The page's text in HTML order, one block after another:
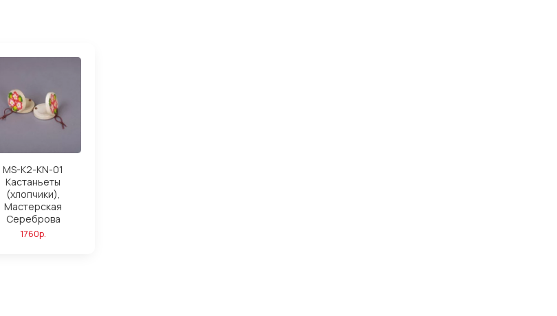
MS-K2-KN-01
Кастаньеты
(хлопчики),
Мастерская
Сереброва
1760р.